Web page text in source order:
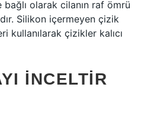
bağlı olarak cilanın raf ömrü
Silikon içermeyen çizik
kullanılarak çizikler kalıcı
INCELTIR